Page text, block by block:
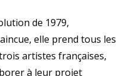
de 1979,
elle prend tous les
artistes françaises,
à leur projet